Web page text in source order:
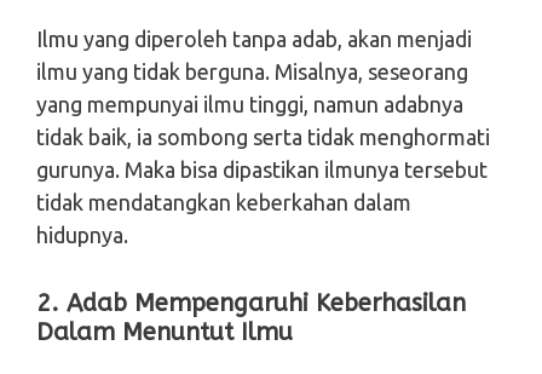
Ilmu yang diperoleh tanpa adab, akan menjadi
ilmu yang tidak berguna. Misalnya, seseorang
yang mempunyai ilmu tinggi, namun adabnya
tidak baik, ia sombong serta tidak menghormati
gurunya. Maka bisa dipastikan ilmunya tersebut
tidak mendatangkan keberkahan dalam
hidupnya.
2. Adab Mempengaruhi Keberhasilan
Dalam Menuntut Ilmu